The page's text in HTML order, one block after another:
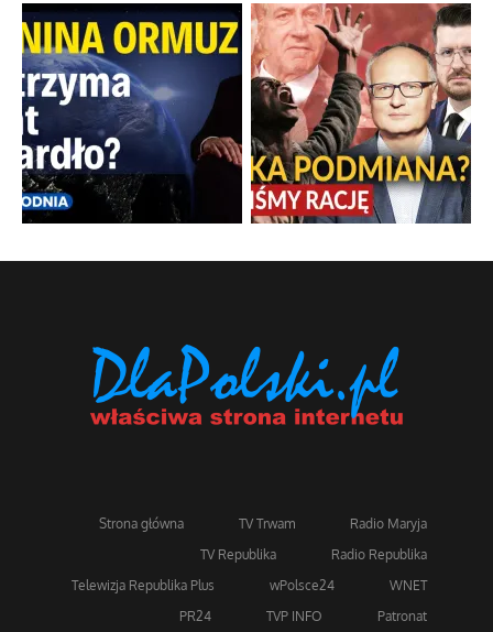
Strona główna TV Trwam
Radio Maryja
TV Republika
Radio Republika
Telewizja Republika Plus
wPolsce24
WNET
PR24
TVP INFO Patronat